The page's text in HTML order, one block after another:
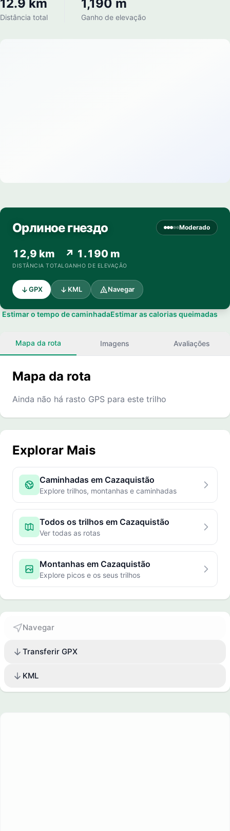
12.9 km
Distância total
1,190 m
Ganho de elevação
Орлиное гнездо Moderado
12,9 km
DISTÂNCIA TOTAL
↗ 1.190 m
GANHO DE ELEVAÇÃO
GPX KML Navegar
Estimar o tempo de caminhadaEstimar as calorias queimadas
Mapa da rota Imagens Avaliações
Mapa da rota
Ainda não há rasto GPS para este trilho
Explorar Mais
Caminhadas em Cazaquistão
Explore trilhos, montanhas e caminhadas
Todos os trilhos em Cazaquistão
Ver todas as rotas
Montanhas em Cazaquistão
Explore picos e os seus trilhos
Navegar
Transferir GPX
KML